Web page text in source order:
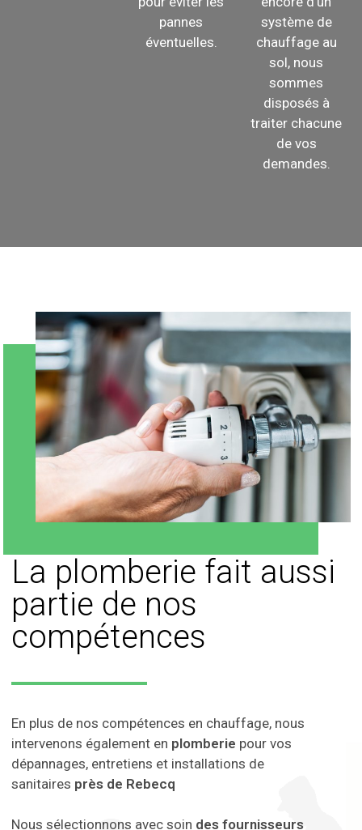
pannes
éventuelles.
système de
chauffage au
sol, nous
sommes
disposés à
traiter chacune
de vos
demandes.
La plomberie fait aussi
partie de nos
compétences
En plus de nos compétences en chauffage, nous
intervenons également en plomberie pour vos
dépannages, entretiens et installations de
sanitaires près de Rebecq
Nous sélectionnons avec soin des fournisseurs